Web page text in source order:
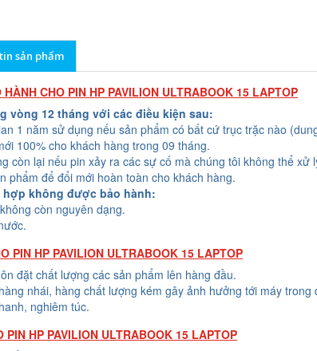
sản phẩm
CHO PIN HP PAVILION ULTRABOOK 15 LAPTOP
vòng 12 tháng với các điều kiện sau:
1 năm sử dụng nếu sản phẩm có bất cứ trục trặc nào
100% cho khách hàng trong 09 tháng.
còn lại nếu pin xảy ra các sự cố mà chúng tôi không thể
phẩm để đổi mới hoàn toàn cho khách hàng.
hợp không được bảo hành:
còn nguyên dạng.
PIN HP PAVILION ULTRABOOK 15 LAPTOP
đặt chất lượng các sản phẩm lên hàng đầu.
nhái, hàng chất lượng kém gây ảnh hưởng tới máy trong
nghiêm túc.
PIN HP PAVILION ULTRABOOK 15 LAPTOP